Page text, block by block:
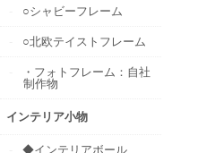
○シャビーフレーム
○北欧テイストフレーム
・フォトフレーム：自社
制作物
インテリア小物
◆インテリアボール